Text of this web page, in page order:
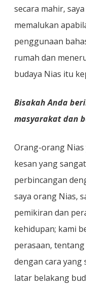
secara mahir,
memalukan
penggunaan
rumah dan
budaya Nias itu
Bisakah Anda
masyarakat dan
Orang-orang Nias
kesan yang
perbincangan
saya orang Nias,
pemikiran dan
kehidupan; kami
perasaan,
dengan cara yang
latar belakang